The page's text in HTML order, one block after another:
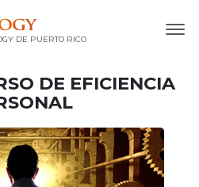
DE PUERTO RICO
DE EFICIENCIA